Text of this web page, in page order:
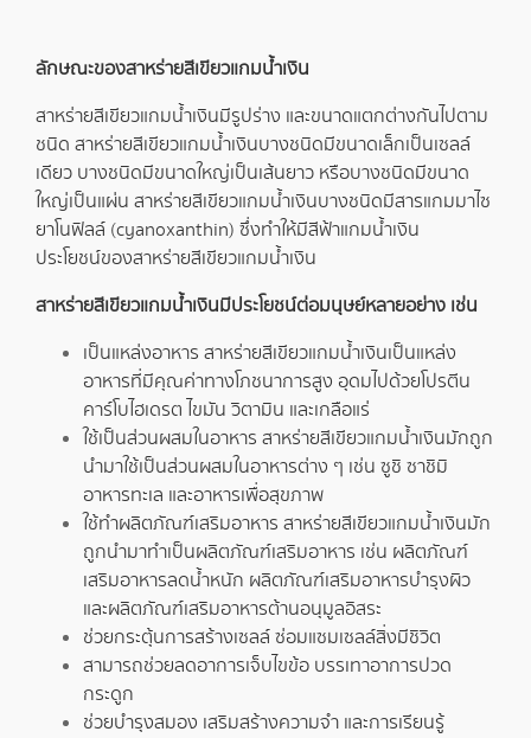
ลักษณะของสาหร่ายสีเขียวแกมน้ำเงิน
สาหร่ายสีเขียวแกมน้ำเงินมีรูปร่าง และขนาดแตกต่างกันไปตาม
ชนิด สาหร่ายสีเขียวแกมน้ำเงินบางชนิดมีขนาดเล็กเป็นเซลล์
เดียว บางชนิดมีขนาดใหญ่เป็นเส้นยาว หรือบางชนิดมีขนาด
ใหญ่เป็นแผ่น สาหร่ายสีเขียวแกมน้ำเงินบางชนิดมีสารแกมมาไซ
ยาโนฟิลล์ (cyanoxanthin) ซึ่งทำให้มีสีฟ้าแกมน้ำเงิน
ประโยชน์ของสาหร่ายสีเขียวแกมน้ำเงิน
สาหร่ายสีเขียวแกมน้ำเงินมีประโยชน์ต่อมนุษย์หลายอย่าง เช่น
เป็นแหล่งอาหาร สาหร่ายสีเขียวแกมน้ำเงินเป็นแหล่ง
อาหารที่มีคุณค่าทางโภชนาการสูง อุดมไปด้วยโปรตีน
คาร์โบไฮเดรต ไขมัน วิตามิน และเกลือแร่
ใช้เป็นส่วนผสมในอาหาร สาหร่ายสีเขียวแกมน้ำเงินมักถูก
นำมาใช้เป็นส่วนผสมในอาหารต่าง ๆ เช่น ซูชิ ซาชิมิ
อาหารทะเล และอาหารเพื่อสุขภาพ
ใช้ทำผลิตภัณฑ์เสริมอาหาร สาหร่ายสีเขียวแกมน้ำเงินมัก
ถูกนำมาทำเป็นผลิตภัณฑ์เสริมอาหาร เช่น ผลิตภัณฑ์
เสริมอาหารลดน้ำหนัก ผลิตภัณฑ์เสริมอาหารบำรุงผิว
และผลิตภัณฑ์เสริมอาหารต้านอนุมูลอิสระ
ช่วยกระตุ้นการสร้างเซลล์ ซ่อมแซมเซลล์สิ่งมีชิวิต
สามารถช่วยลดอาการเจ็บไขข้อ บรรเทาอาการปวด
กระดูก
ช่วยบำรุงสมอง เสริมสร้างความจำ และการเรียนรู้